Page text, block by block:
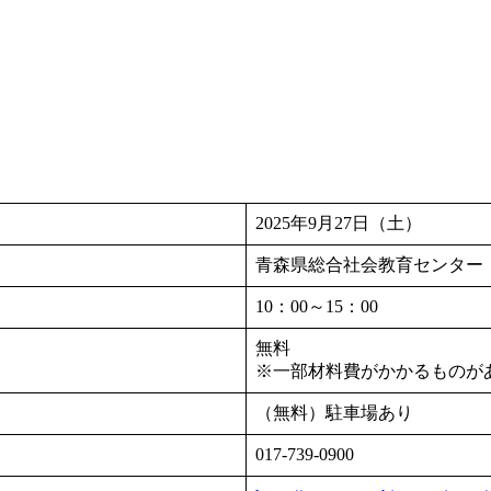
2025年9月27日（土）
青森県総合社会教育センター
10：00～15：00
無料
※一部材料費がかかるものが
（無料）駐車場あり
017-739-0900